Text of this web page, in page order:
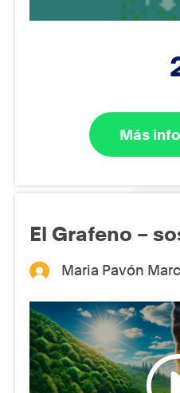
Más
El Grafeno –
Maria Pavón